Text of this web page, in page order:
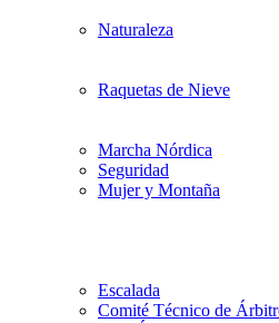
Naturaleza
Raquetas de Nieve
Marcha Nórdica
Seguridad
Mujer y Montaña
Escalada
Comité Técnico de